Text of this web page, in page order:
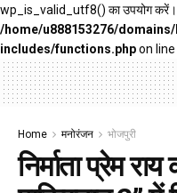
wp_is_valid_utf8() का उपयोग
/home/u888153276/
includes/functions.phpon line
Home मनोरंजन भोजपुरी
निर्माता प्रेम